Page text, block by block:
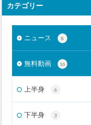
カテゴリー
ニュース 8
無料動画 16
上半身 6
下半身 3